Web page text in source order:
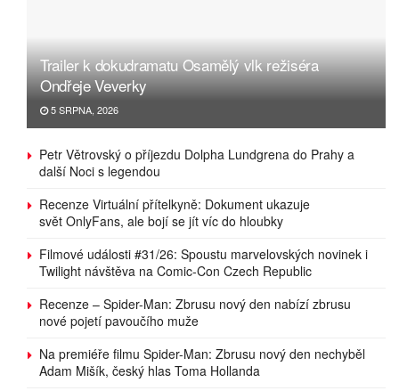
Trailer k dokudramatu Osamělý vlk režiséra
Ondřeje Veverky
5 SRPNA, 2026
Petr Větrovský o příjezdu Dolpha Lundgrena do Prahy a
další Noci s legendou
Recenze Virtuální přítelkyně: Dokument ukazuje
svět OnlyFans, ale bojí se jít víc do hloubky
Filmové události #31/26: Spoustu marvelovských novinek i
Twilight návštěva na Comic-Con Czech Republic
Recenze – Spider-Man: Zbrusu nový den nabízí zbrusu
nové pojetí pavoučího muže
Na premiéře filmu Spider-Man: Zbrusu nový den nechyběl
Adam Mišík, český hlas Toma Hollanda